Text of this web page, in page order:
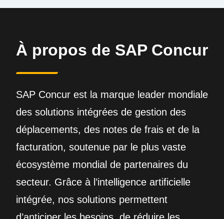
À propos de SAP Concur
SAP Concur est la marque leader mondiale
des solutions intégrées de gestion des
déplacements, des notes de frais et de la
facturation, soutenue par le plus vaste
écosystème mondial de partenaires du
secteur. Grâce à l’intelligence artificielle
intégrée, nos solutions permettent